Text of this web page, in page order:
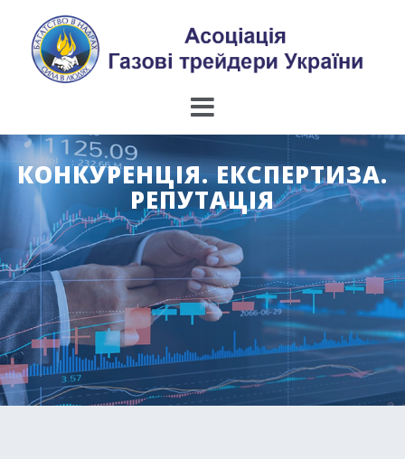
content
КОНКУРЕНЦІЯ. ЕКСПЕРТИЗА.
РЕПУТАЦІЯ